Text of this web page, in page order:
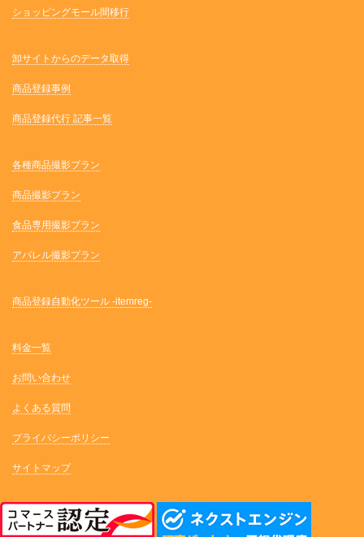
ショッピングモール間移行
卸サイトからのデータ取得
商品登録事例
商品登録代行 記事一覧
各種商品撮影プラン
商品撮影プラン
食品専用撮影プラン
アパレル撮影プラン
商品登録自動化ツール -itemreg-
料金一覧
お問い合わせ
よくある質問
プライバシーポリシー
サイトマップ